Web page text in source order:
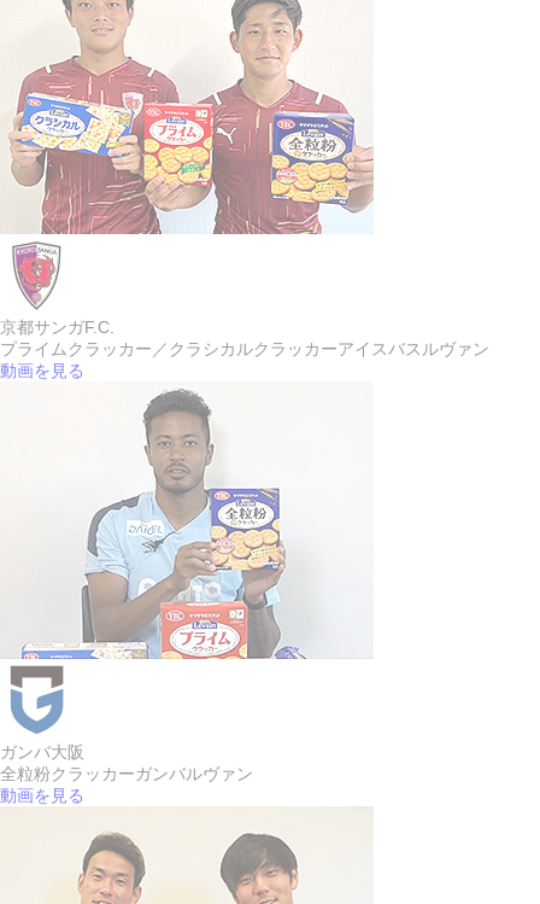
京都サンガF.C.
プライムクラッカー／クラシカルクラッカーアイスバスルヴァン
動画を見る
ガンバ大阪
全粒粉クラッカーガンバルヴァン
動画を見る